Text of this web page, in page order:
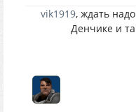
vik1919, ждать
Денчике и